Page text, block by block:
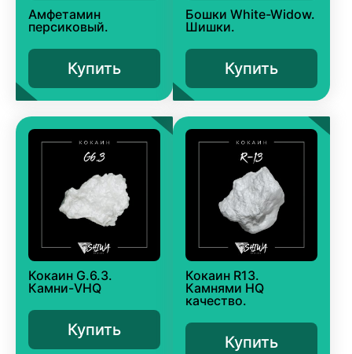
Амфетамин
персиковый.
Купить
Бошки White-Widow.
Шишки.
Купить
Кокаин G.6.3.
Камни-VHQ
Купить
Кокаин R13.
Камнями HQ
качество.
Купить